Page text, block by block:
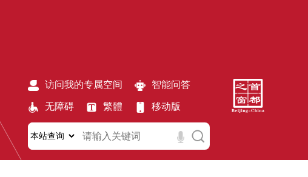
访问我的专属空间 智能问答
无障碍 繁體 移动版